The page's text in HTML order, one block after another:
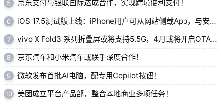
5 京东支付与银联国际达成合作，实现跨境便利支付！
6 iOS 17.5测试版上线：iPhone用户可从网站侧载App，与安卓相似！
7 vivo X Fold3 系列折叠屏或将支持5.5G，4月或将开启OTA 推送！
8 京东汽车和小米汽车或联手深度合作！
9 微软发布首批AI电脑，配专用Copilot按钮！
10 美团成立平台产品部，整合本地商业多项任务！